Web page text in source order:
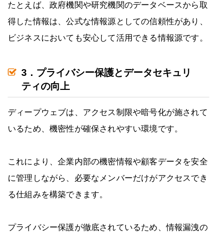
たとえば、政府機関や研究機関のデータベースから取
得した情報は、公式な情報源としての信頼性があり、
ビジネスにおいても安心して活用できる情報源です。
3．プライバシー保護とデータセキュリ
ティの向上
ディープウェブは、アクセス制限や暗号化が施されて
いるため、機密性が確保されやすい環境です。
これにより、企業内部の機密情報や顧客データを安全
に管理しながら、必要なメンバーだけがアクセスでき
る仕組みを構築できます。
プライバシー保護が徹底されているため、情報漏洩の